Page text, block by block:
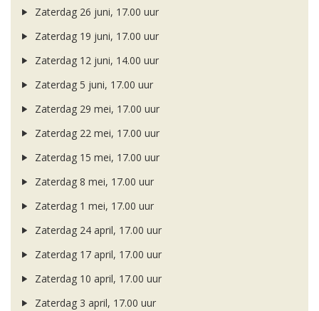
Zaterdag 26 juni, 17.00 uur
Zaterdag 19 juni, 17.00 uur
Zaterdag 12 juni, 14.00 uur
Zaterdag 5 juni, 17.00 uur
Zaterdag 29 mei, 17.00 uur
Zaterdag 22 mei, 17.00 uur
Zaterdag 15 mei, 17.00 uur
Zaterdag 8 mei, 17.00 uur
Zaterdag 1 mei, 17.00 uur
Zaterdag 24 april, 17.00 uur
Zaterdag 17 april, 17.00 uur
Zaterdag 10 april, 17.00 uur
Zaterdag 3 april, 17.00 uur